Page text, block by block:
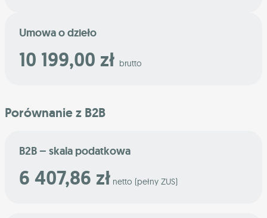
Umowa o dzieło
10 199,00 zł brutto
Porównanie z B2B
B2B – skala podatkowa
6 407,86 zł netto (pełny ZUS)